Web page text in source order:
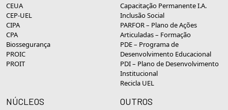
CEUA
CEP-UEL
CIPA
CPA
Biossegurança
PROIC
PROIT
Capacitação Permanente I.A.
Inclusão Social
PARFOR – Plano de Ações
Articuladas – Formação
PDE – Programa de
Desenvolvimento Educacional
PDI – Plano de Desenvolvimento
Institucional
Recicla UEL
NÚCLEOS OUTROS